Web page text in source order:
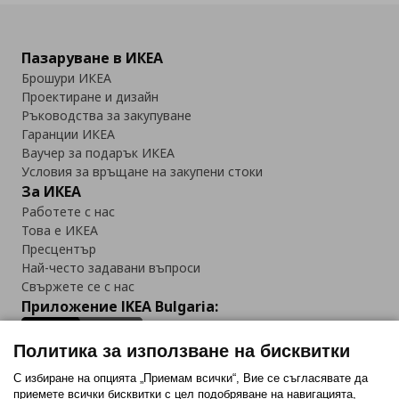
Пазаруване в ИКЕА
Брошури ИКЕА
Проектиране и дизайн
Ръководства за закупуване
Гаранции ИКЕА
Ваучер за подарък ИКЕА
Условия за връщане на закупени стоки
За ИКЕА
Работете с нас
Това е ИКЕА
Пресцентър
Най-често задавани въпроси
Свържете се с нас
Приложение IKEA Bulgaria:
Политика за използване на бисквитки
С избиране на опцията „Приемам всички“, Вие се съгласявате да
приемете всички бисквитки с цел подобряване на навигацията,